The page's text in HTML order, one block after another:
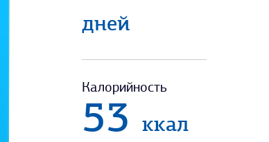
дней
Калорийность
53 ккал